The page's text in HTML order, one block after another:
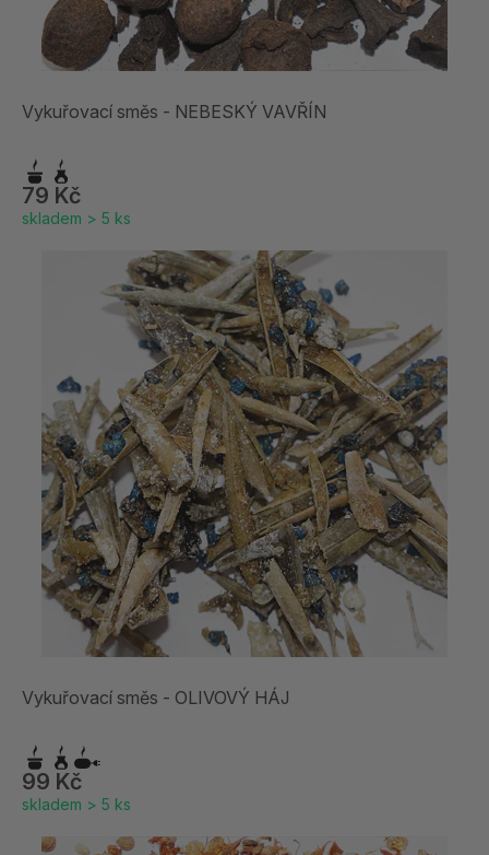
Vykuřovací směs - NEBESKÝ VAVŘÍN
79 Kč
skladem > 5 ks
Vykuřovací směs - OLIVOVÝ HÁJ
99 Kč
skladem > 5 ks